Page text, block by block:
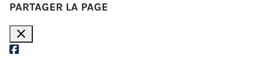
PARTAGER LA PAGE
close